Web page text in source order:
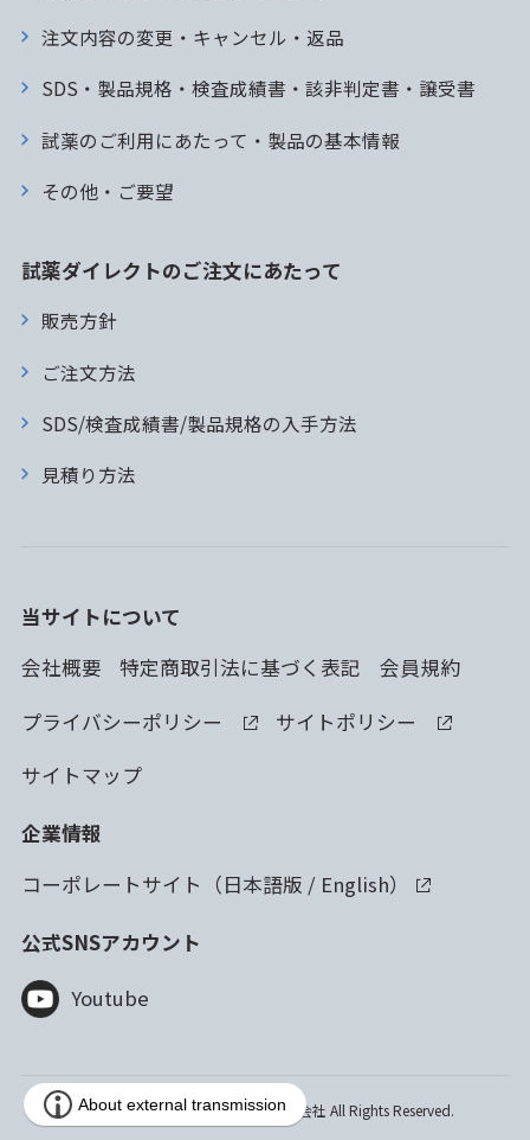
注文内容の変更・キャンセル・返品
SDS・製品規格・検査成績書・該非判定書・譲受書
試薬のご利用にあたって・製品の基本情報
その他・ご要望
試薬ダイレクトのご注文にあたって
販売方針
ご注文方法
SDS/検査成績書/製品規格の入手方法
見積り方法
当サイトについて
会社概要
特定商取引法に基づく表記
会員規約
プライバシーポリシー
サイトポリシー
サイトマップ
企業情報
コーポレートサイト（日本語版 / English）
公式SNSアカウント
Youtube
Copyright © 2023 林純薬工業株式会社 All Rights Reserved.